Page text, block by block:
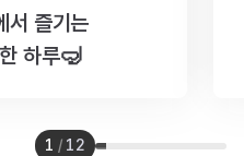
서 즐기는
하루🤿
1 / 12